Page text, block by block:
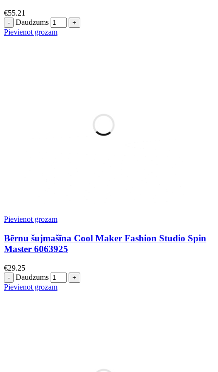
€55.21
Daudzums
Pievienot grozam
Pievienot grozam
Bērnu šujmašīna Cool Maker Fashion Studio Spin
Master 6063925
€29.25
Daudzums
Pievienot grozam